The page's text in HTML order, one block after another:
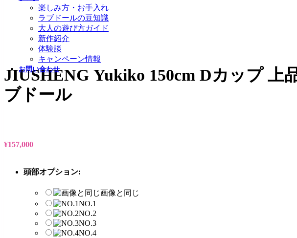
楽しみ方・お手入れ
ラブドールの豆知識
大人の遊び方ガイド
新作紹介
体験談
キャンペーン情報
お問い合わせ
JIUSHENG Yukiko 150cm Dカップ 上
ブドール
¥157,000
頭部オプション:
画像と同じ
NO.1
NO.2
NO.3
NO.4